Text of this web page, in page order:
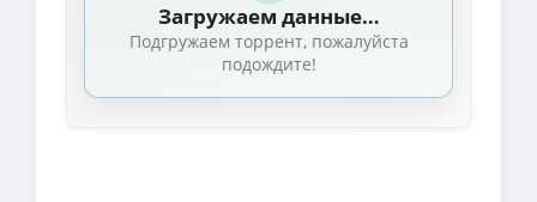
Загружаем данные…
Подгружаем торрент, пожалуйста
подождите!